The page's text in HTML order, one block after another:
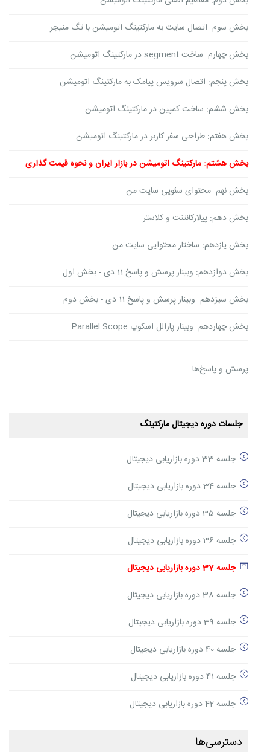
بخش سوم: اتصال سایت به مارکتینگ اتومیشن با تگ منیجر
بخش چهارم: ساخت segment در مارکتینگ اتومیشن
بخش پنجم: اتصال سرویس پیامک به مارکتینگ اتومیشن
بخش ششم: ساخت کمپین در مارکتینگ اتومیشن
بخش هفتم: طراحی سفر کاربر در مارکتینگ اتومیشن
بخش هشتم: مارکتینگ اتومیشن در بازار ایران و نحوه قیمت گذاری
بخش نهم: محتوای سئویی سایت من
بخش دهم: پیلارکانتنت و کلاستر
بخش یازدهم: ساختار محتوایی سایت من
بخش دوازدهم: وبینار پرسش و پاسخ 11 دی - بخش اول
بخش سیزدهم: وبینار پرسش و پاسخ 11 دی - بخش دوم
بخش چهاردهم: وبینار پارالل اسکوپ Parallel Scope
پرسش و پاسخ‌ها
جلسات دوره دیجیتال مارکتینگ
جلسه 33 دوره بازاریابی دیجیتال
جلسه 34 دوره بازاریابی دیجیتال
جلسه 35 دوره بازاریابی دیجیتال
جلسه 36 دوره بازاریابی دیجیتال
جلسه 37 دوره بازاریابی دیجیتال
جلسه 38 دوره بازاریابی دیجیتال
جلسه 39 دوره بازاریابی دیجیتال
جلسه 40 دوره بازاریابی دیجیتال
جلسه 41 دوره بازاریابی دیجیتال
جلسه 42 دوره بازاریابی دیجیتال
دسترسی‌ها